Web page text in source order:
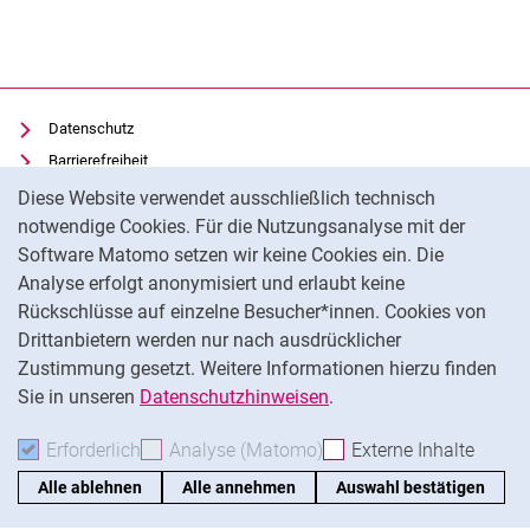
Diese Website verwendet ausschließlich technisch
notwendige Cookies. Für die Nutzungsanalyse mit der
Software Matomo setzen wir keine Cookies ein. Die
Analyse erfolgt anonymisiert und erlaubt keine
Rückschlüsse auf einzelne Besucher*innen. Cookies von
Drittanbietern werden nur nach ausdrücklicher
Zustimmung gesetzt. Weitere Informationen hierzu finden
Sie in unseren Datenschutzhinweisen.
Erforderlich Erforderliche Cookies akzeptieren
Analyse (Matomo) Analyse-Cookies
Externe Inhalte
Alle ablehnen Alle annehmen Auswahl bestätigen
Datenschutz
Barrierefreiheit
Transparenter KI-Einsatz
Impressum
Cookie-Einstellungen